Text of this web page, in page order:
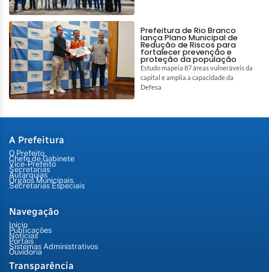
Prefeitura de Rio Branco
lança Plano Municipal de
Redução de Riscos para
fortalecer prevenção e
proteção da população
Estudo mapeia 87 áreas vulneráveis da
capital e amplia a capacidade da
Defesa
A Prefeitura
O Prefeito
Chefe de Gabinete
Vice-Prefeito
Secretarias
Autarquias
Órgãos Municipais
Secretarias Especiais
Navegação
Início
Publicações
Notícias
Portais
Sistemas Administrativos
Ouvidoria
Transparência